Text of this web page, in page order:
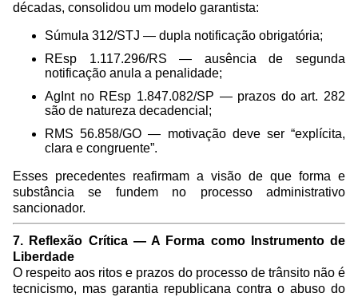
décadas, consolidou um modelo garantista:
Súmula 312/STJ — dupla notificação obrigatória;
REsp 1.117.296/RS — ausência de segunda
notificação anula a penalidade;
AgInt no REsp 1.847.082/SP — prazos do art. 282
são de natureza decadencial;
RMS 56.858/GO — motivação deve ser “explícita,
clara e congruente”.
Esses precedentes reafirmam a visão de que forma e
substância se fundem no processo administrativo
sancionador.
7. Reflexão Crítica — A Forma como Instrumento de
Liberdade
O respeito aos ritos e prazos do processo de trânsito não é
tecnicismo, mas garantia republicana contra o abuso do